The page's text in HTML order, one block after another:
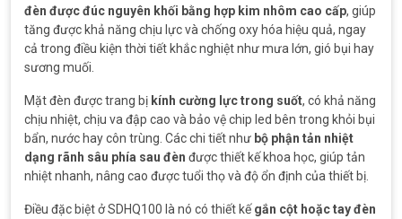
đèn được đúc nguyên khối bằng hợp kim nhôm cao cấp, giúp
tăng được khả năng chịu lực và chống oxy hóa hiệu quả, ngay
cả trong điều kiện thời tiết khắc nghiệt như mưa lớn, gió bụi hay
sương muối.
Mặt đèn được trang bị kính cường lực trong suốt, có khả năng
chịu nhiệt, chịu va đập cao và bảo vệ chip led bên trong khỏi bụi
bẩn, nước hay côn trùng. Các chi tiết như bộ phận tản nhiệt
dạng rãnh sâu phía sau đèn được thiết kế khoa học, giúp tản
nhiệt nhanh, nâng cao được tuổi thọ và độ ổn định của thiết bị.
Điều đặc biệt ở SDHQ100 là nó có thiết kếgắn cột hoặc tay đèn